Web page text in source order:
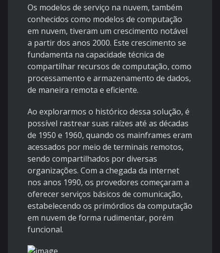
Os modelos de serviço na nuvem, também
conhecidos como modelos de computação
em nuvem, tiveram um crescimento notável
a partir dos anos 2000. Este crescimento se
fundamenta na capacidade técnica de
compartilhar recursos de computação, como
processamento e armazenamento de dados,
de maneira remota e eficiente.
Ao explorarmos o histórico dessa solução, é
possível rastrear suas raízes até as décadas
de 1950 e 1960, quando os mainframes eram
acessados por meio de terminais remotos,
sendo compartilhados por diversas
organizações. Com a chegada da internet
nos anos 1990, os provedores começaram a
oferecer serviços básicos de comunicação,
estabelecendo os primórdios da computação
em nuvem de forma rudimentar, porém
funcional.